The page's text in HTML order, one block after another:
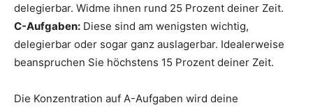
delegierbar. Widme ihnen rund 25 Prozent deiner Zeit.
C-Aufgaben: Diese sind am wenigsten wichtig,
delegierbar oder sogar ganz auslagerbar. Idealerweise
beanspruchen Sie höchstens 15 Prozent deiner Zeit.
Die Konzentration auf A-Aufgaben wird deine